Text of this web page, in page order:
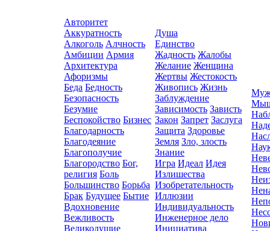
Авторитет
Аккуратность
Алкоголь Алчность
Амбиции Армия
Архитектура
Афоризмы
Беда Бедность
Безопасность
Безумие
Беспокойство Бизнес
Благодарность
Благодеяние
Благополучие
Благородство Бог,
религия Боль
Большинство Борьба
Брак Будущее Бытие
Вдохновение
Вежливость
Великодушие
Душа
Единство
Жадность Жалобы
Желание Женщина
Жертвы Жестокость
Живопись Жизнь
Заблуждение
Зависимость Зависть
Закон Запрет Заслуга
Защита Здоровье
Земля Зло, злость
Знание
Игра Идеал Идея
Излишества
Изобретательность
Иллюзии
Индивидуальность
Инженерное дело
Инициатива